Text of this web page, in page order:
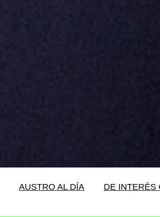
AUSTRO AL DÍA DE INTERÉS